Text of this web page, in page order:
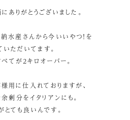
ありがとうございました。
水産さんから今いいやつ！を
いただいてます。
てが2キロオーバー。
用に仕入れておりますが、
剰分をイタリアンにも。
とても良いんです。